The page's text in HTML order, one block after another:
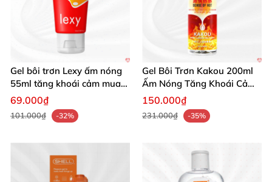
Gel bôi trơn Lexy ấm nóng
55ml tăng khoái cảm mua
ngay
69.000₫
101.000₫ -32%
Gel Bôi Trơn Kakou 200ml
Ấm Nóng Tăng Khoái Cảm
An Toàn
150.000₫
231.000₫ -35%